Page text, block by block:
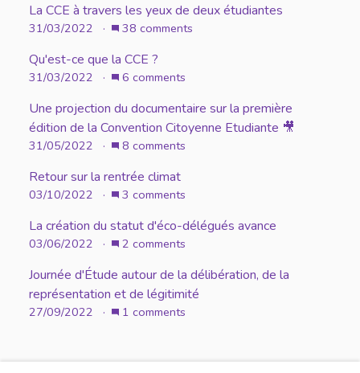
La CCE à travers les yeux de deux étudiantes
31/03/2022 · 38 comments
Qu'est-ce que la CCE ?
31/03/2022 · 6 comments
Une projection du documentaire sur la première
édition de la Convention Citoyenne Etudiante 🎥
31/05/2022 · 8 comments
Retour sur la rentrée climat
03/10/2022 · 3 comments
La création du statut d'éco-délégués avance
03/06/2022 · 2 comments
Journée d'Étude autour de la délibération, de la
représentation et de légitimité
27/09/2022 · 1 comments